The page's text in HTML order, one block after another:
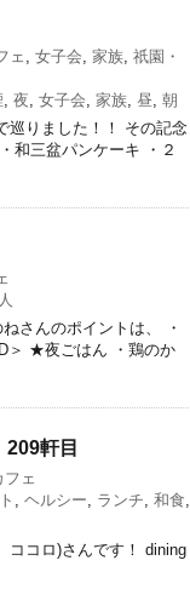
ェ , 女子会, 家族, 祇園・
, 夜, 女子会, 家族, 昼, 朝
巡りました！！ その記念
和三盆パンケーキ ・２
さんのポイントは、 ・
＞ ★夜ごはん ・鶏のか
軒目
フェ
, ヘルシー, ランチ, 和食,
コロ)さんです！ dining